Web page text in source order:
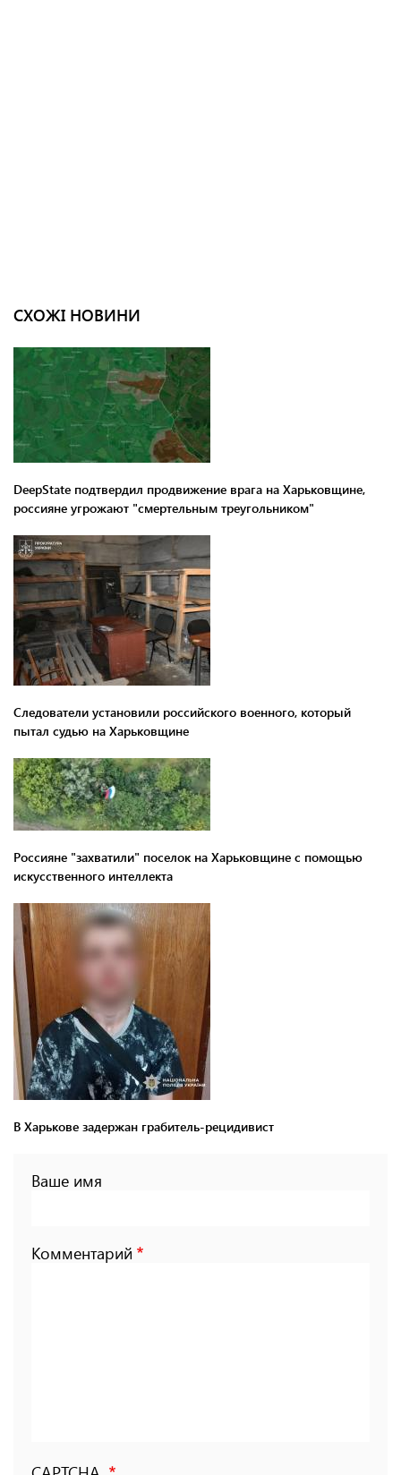
СХОЖІ НОВИНИ
DeepState подтвердил продвижение врага на Харьковщине,
россияне угрожают "смертельным треугольником"
Следователи установили российского военного, который
пытал судью на Харьковщине
Россияне "захватили" поселок на Харьковщине с помощью
искусственного интеллекта
В Харькове задержан грабитель-рецидивист
Ваше имя
Комментарий